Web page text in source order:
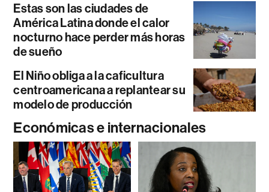
Estas son las ciudades de
América Latina donde el calor
nocturno hace perder más horas
de sueño
El Niño obliga a la caficultura
centroamericana a replantear su
modelo de producción
Económicas e internacionales